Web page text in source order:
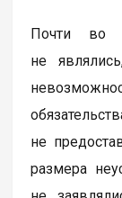
Почти во
не
не
размера